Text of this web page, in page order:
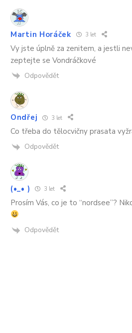
Martin Horáček 3 let
Vy jste úplně za zenitem, a jestli
zeptejte se Vondráčkové
Odpovědět
Ondřej 3 let
Co třeba do tělocvičny prasata
Odpovědět
(•_• ) 3 let
Prosím Vás, co je to “nordsee”?
Odpovědět